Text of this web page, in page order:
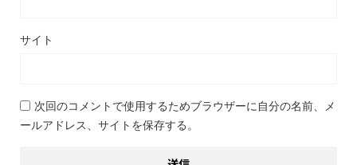
サイト
次回のコメントで使用するためブラウザーに自分の名前、メ
ールアドレス、サイトを保存する。